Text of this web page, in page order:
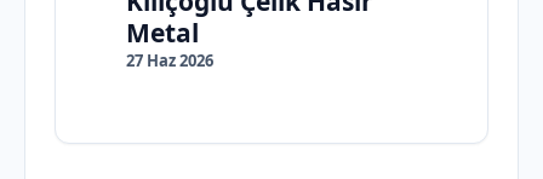
Metal
27 Haz 2026